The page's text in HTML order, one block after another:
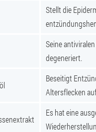
Stellt die
Seine
degeneriert.
Beseitigt
Altersflecken
Es hat eine